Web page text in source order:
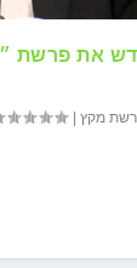
את פרשת
מקץ |